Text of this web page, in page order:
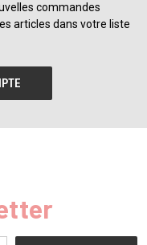
commandes
articles dans votre liste